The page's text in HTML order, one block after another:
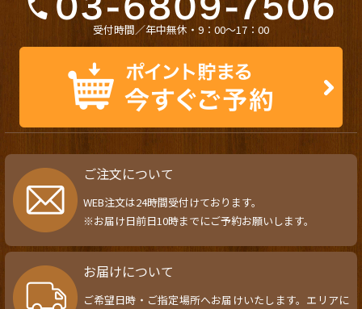
受付時間／年中無休・9：00〜17：00
ご注文について
WEB注文は24時間受付けております。
※お届け日前日10時までにご予約お願いします。
お届けについて
ご希望日時・ご指定場所へお届けいたします。エリアに